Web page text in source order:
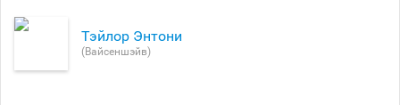
Тэйлор Энтони
(Вайсеншэйв)